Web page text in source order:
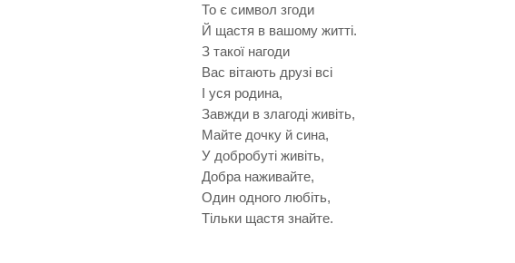
То є символ згоди
Й щастя в вашому житті.
З такої нагоди
Вас вітають друзі всі
І уся родина,
Завжди в злагоді живіть,
Майте дочку й сина,
У добробуті живіть,
Добра наживайте,
Один одного любіть,
Тільки щастя знайте.